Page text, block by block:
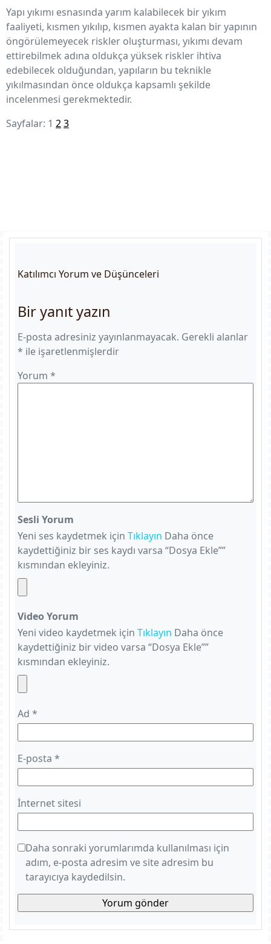
Yapı yıkımı esnasında yarım kalabilecek bir yıkım
faaliyeti, kısmen yıkılıp, kısmen ayakta kalan bir yapının
öngörülemeyecek riskler oluşturması, yıkımı devam
ettirebilmek adına oldukça yüksek riskler ihtiva
edebilecek olduğundan, yapıların bu teknikle
yıkılmasından önce oldukça kapsamlı şekilde
incelenmesi gerekmektedir.
Sayfalar: 1 23
Katılımcı Yorum ve Düşünceleri
Bir yanıt yazın
E-posta adresiniz yayınlanmayacak. Gerekli alanlar
* ile işaretlenmişlerdir
Yorum *
Sesli Yorum
Yeni ses kaydetmek için Tıklayın Daha önce
kaydettiğiniz bir ses kaydı varsa “Dosya Ekle””
kısmından ekleyiniz.
Video Yorum
Yeni video kaydetmek için Tıklayın Daha önce
kaydettiğiniz bir video varsa “Dosya Ekle””
kısmından ekleyiniz.
Ad *
E-posta *
İnternet sitesi
Daha sonraki yorumlarımda kullanılması için
adım, e-posta adresim ve site adresim bu
tarayıcıya kaydedilsin.